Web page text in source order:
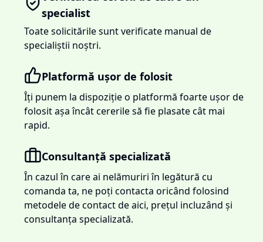
specialist
Toate solicitările sunt verificate manual de
specialiștii noștri.
Platformă ușor de folosit
Îți punem la dispoziție o platformă foarte ușor de
folosit așa încât cererile să fie plasate cât mai
rapid.
Consultanță specializată
În cazul în care ai nelămuriri în legătură cu
comanda ta, ne poți contacta oricând folosind
metodele de contact de aici, prețul incluzând și
consultanța specializată.